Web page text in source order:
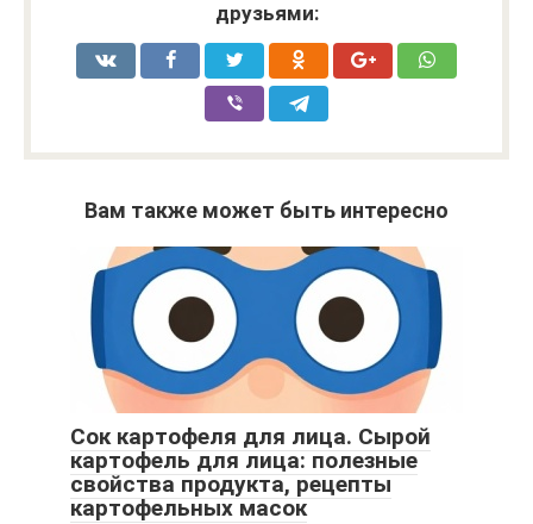
друзьями:
Вам также может быть интересно
Сок картофеля для лица. Сырой
картофель для лица: полезные
свойства продукта, рецепты
картофельных масок